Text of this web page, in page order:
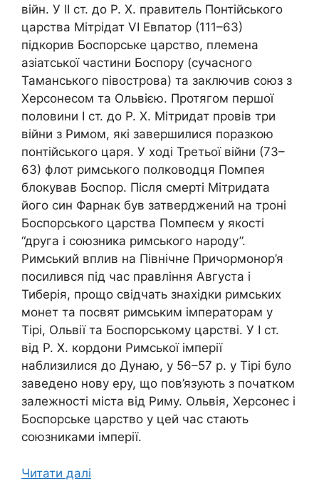
війн. У ІІ ст. до Р. Х. правитель Понтійського
царства Мітрідат VI Евпатор (111–63)
підкорив Боспорське царство, племена
азіатської частини Боспору (сучасного
Таманського півострова) та заключив союз з
Херсонесом та Ольвією. Протягом першої
половини І ст. до Р. Х. Мітридат провів три
війни з Римом, які завершилися поразкою
понтійського царя. У ході Третьої війни (73–
63) флот римського полководця Помпея
блокував Боспор. Після смерті Мітридата
його син Фарнак був затверджений на троні
Боспорського царства Помпеєм у якості
“друга і союзника римського народу”.
Римський вплив на Північне Причормонор’я
посилився під час правління Августа і
Тиберія, прощо свідчать знахідки римських
монет та посвят римським імператорам у
Тірі, Ольвії та Боспорському царстві. У І ст.
від Р. Х. кордони Римської імперії
наблизилися до Дунаю, у 56–57 р. у Тірі було
заведено нову еру, що пов’язують з початком
залежності міста від Риму. Ольвія, Херсонес і
Боспорське царство у цей час стають
союзниками імперії.
Читати далі